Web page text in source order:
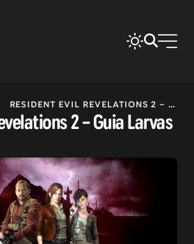
RESIDENT EVIL REVELATIONS 2 – GUIA LARVAS DE INSETO
2 – Guia Larvas